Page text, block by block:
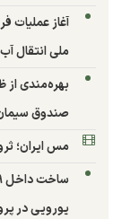
آغاز عملیات
ملی انتقال آب
بهره‌مندی
صندوق سیمان کیان از
مس ایران؛
یورویی در